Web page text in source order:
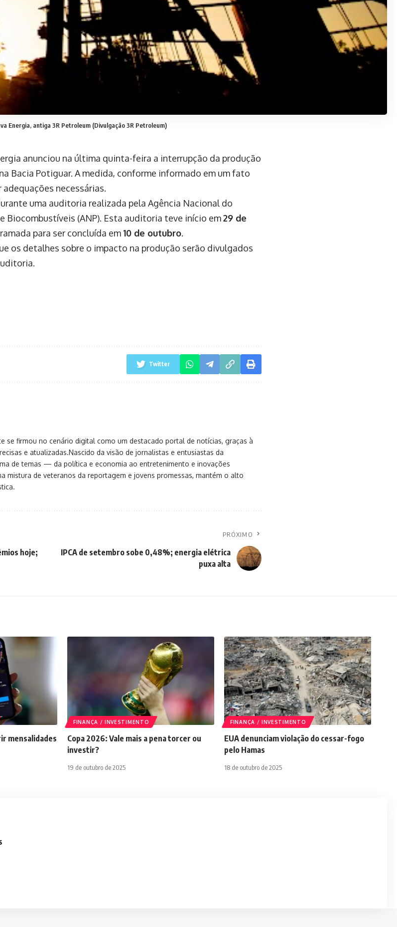
Energia, antiga 3R Petroleum (Divulgação 3R Petroleum)
anunciou na última quinta-feira a interrupção da produção
Bacia Potiguar. A medida, conforme informado em um fato
necessárias.
uma auditoria realizada pela Agência Nacional do
Biocombustíveis (ANP). Esta auditoria teve início em29 de
para ser concluída em10 de outubro.
os detalhes sobre o impacto na produção serão divulgados
Twitter
se firmou no cenário digital como um destacado portal de notícias, graças à
e atualizadas.Nascido da visão de jornalistas e entusiastas da
de temas — da política e economia ao entretenimento e inovações
mistura de veteranos da reportagem e jovens promessas, mantém o alto
hoje;
PRÓXIMO
IPCA de setembro sobe 0,48%; energia elétrica
puxa alta
mensalidades
FINANÇA / INVESTIMENTO
Copa 2026: Vale mais a pena torcer ou
investir?
19 de outubro de 2025
FINANÇA / INVESTIMENTO
EUA denunciam violação do cessar-fogo
pelo Hamas
18 de outubro de 2025